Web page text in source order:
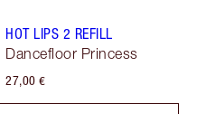
HOT LIPS 2 REFILL
Dancefloor Princess
27,00 €